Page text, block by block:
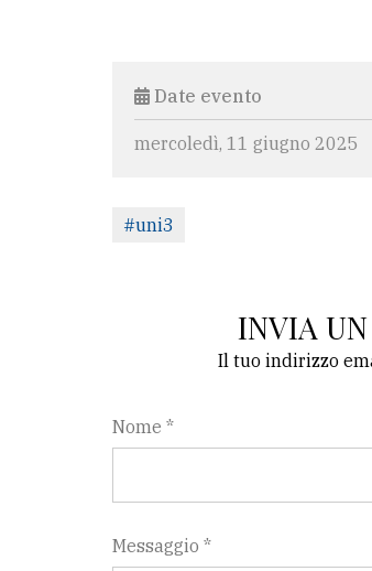
Date evento
mercoledì, 11 giugno 2025
#uni3
INVIA
Il tuo indirizzo
Nome *
Messaggio *